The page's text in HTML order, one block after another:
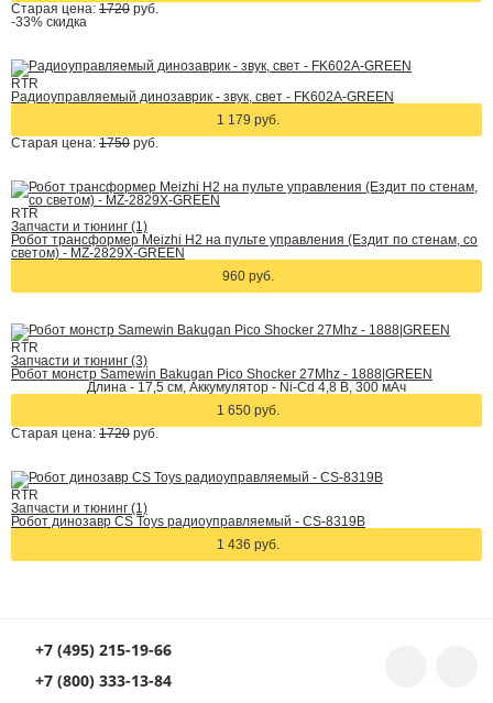
Старая цена: 1720 руб.
-33% скидка
RTR
Радиоуправляемый динозаврик - звук, свет - FK602A-GREEN
1 179 руб.
Старая цена: 1750 руб.
RTR
Запчасти и тюнинг (1)
Робот трансформер Meizhi H2 на пульте управления (Ездит по стенам, со
светом) - MZ-2829X-GREEN
960 руб.
RTR
Запчасти и тюнинг (3)
Робот монстр Samewin Bakugan Pico Shocker 27Mhz - 1888|GREEN
Длина - 17,5 см, Аккумулятор - Ni-Cd 4,8 В, 300 мАч
1 650 руб.
Старая цена: 1720 руб.
RTR
Запчасти и тюнинг (1)
Робот динозавр CS Toys радиоуправляемый - CS-8319B
1 436 руб.
+7 (495) 215-19-66
+7 (800) 333-13-84